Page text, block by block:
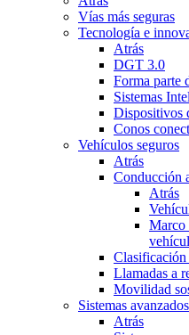
Vías más seguras
Tecnología e
Atrás
DGT 3.0
Forma parte
Sistemas
Dispositivos
Conos
Vehículos seguros
Atrás
Conducción
Atrás
Marco
Clasificación
Llamadas a
Movilidad
Sistemas
Atrás